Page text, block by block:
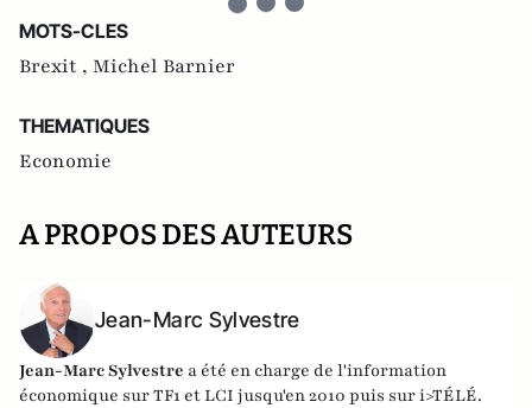
MOTS-CLES
Brexit , Michel Barnier
THEMATIQUES
Economie
A PROPOS DES AUTEURS
Jean-Marc Sylvestre
Jean-Marc Sylvestre a été en charge de l'information
économique sur TF1 et LCI jusqu'en 2010 puis sur i>TÉLÉ.